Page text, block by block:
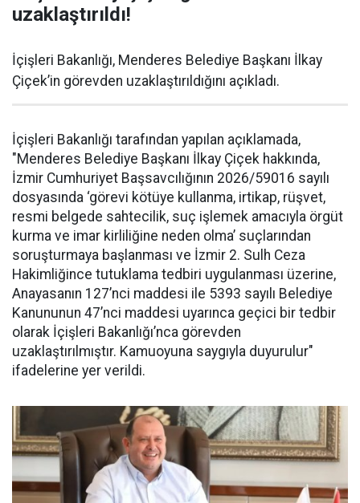
uzaklaştırıldı!
İçişleri Bakanlığı, Menderes Belediye Başkanı İlkay
Çiçek’in görevden uzaklaştırıldığını açıkladı.
İçişleri Bakanlığı tarafından yapılan açıklamada,
"Menderes Belediye Başkanı İlkay Çiçek hakkında,
İzmir Cumhuriyet Başsavcılığının 2026/59016 sayılı
dosyasında ‘görevi kötüye kullanma, irtikap, rüşvet,
resmi belgede sahtecilik, suç işlemek amacıyla örgüt
kurma ve imar kirliliğine neden olma’ suçlarından
soruşturmaya başlanması ve İzmir 2. Sulh Ceza
Hakimliğince tutuklama tedbiri uygulanması üzerine,
Anayasanın 127’nci maddesi ile 5393 sayılı Belediye
Kanununun 47’nci maddesi uyarınca geçici bir tedbir
olarak İçişleri Bakanlığı’nca görevden
uzaklaştırılmıştır. Kamuoyuna saygıyla duyurulur"
ifadelerine yer verildi.